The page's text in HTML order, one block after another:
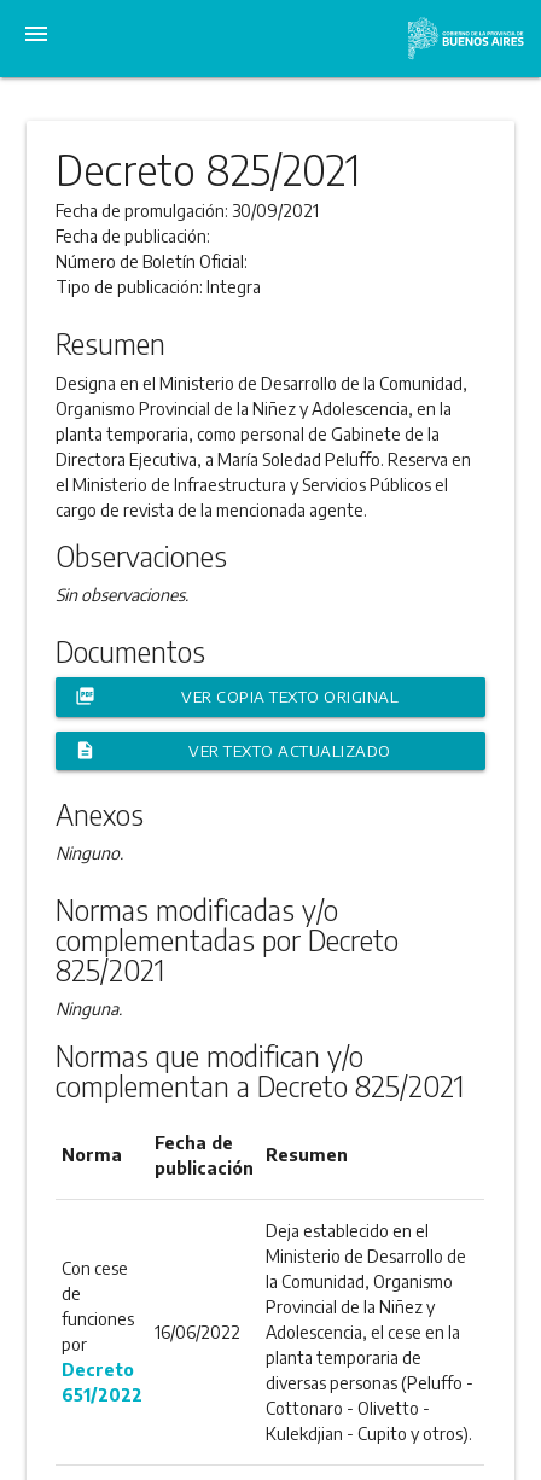
menu
Decreto 825/2021
Fecha de promulgación: 30/09/2021
Fecha de publicación:
Número de Boletín Oficial:
Tipo de publicación:Integra
Resumen
Designa en el Ministerio de Desarrollo de la Comunidad,
Organismo Provincial de la Niñez y Adolescencia, en la
planta temporaria, como personal de Gabinete de la
Directora Ejecutiva, a María Soledad Peluffo. Reserva en
el Ministerio de Infraestructura y Servicios Públicos el
cargo de revista de la mencionada agente.
Observaciones
Sin observaciones.
Documentos
picture_as_pdf VER COPIA TEXTO ORIGINAL
description VER TEXTO ACTUALIZADO
Anexos
Ninguno.
Normas modificadas y/o
complementadas por Decreto
825/2021
Ninguna.
Normas que modifican y/o
complementan a Decreto 825/2021
Norma
Fecha de
publicación
Resumen
Con cese
de
funciones
por
Decreto
651/2022
16/06/2022
Deja establecido en el
Ministerio de Desarrollo de
la Comunidad, Organismo
Provincial de la Niñez y
Adolescencia, el cese en la
planta temporaria de
diversas personas (Peluffo -
Cottonaro - Olivetto -
Kulekdjian - Cupito y otros).